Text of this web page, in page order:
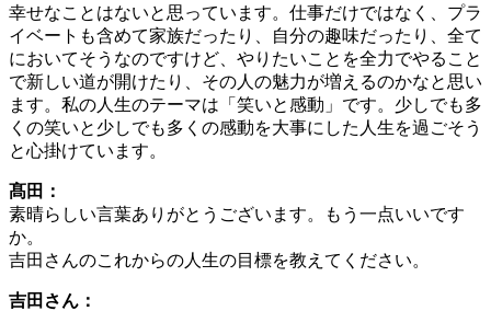
幸せなことはないと思っています。仕事だけではなく、プラ
イベートも含めて家族だったり、自分の趣味だったり、全て
においてそうなのですけど、やりたいことを全力でやること
で新しい道が開けたり、その人の魅力が増えるのかなと思い
ます。私の人生のテーマは「笑いと感動」です。少しでも多
くの笑いと少しでも多くの感動を大事にした人生を過ごそう
と心掛けています。
髙田：
素晴らしい言葉ありがとうございます。もう一点いいです
か。
吉田さんのこれからの人生の目標を教えてください。
吉田さん：